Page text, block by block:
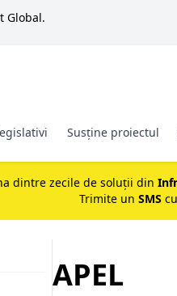
Global.
Susține proiectul
dintre zecile de soluții din
Trimite un SMS
APEL